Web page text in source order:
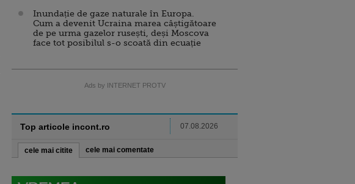
Inundație de gaze naturale în Europa.
Cum a devenit Ucraina marea câștigătoare
de pe urma gazelor rusești, deși Moscova
face tot posibilul s-o scoată din ecuație
Ads by INTERNET PROTV
Top articole incont.ro 07.08.2026
cele mai citite cele mai comentate